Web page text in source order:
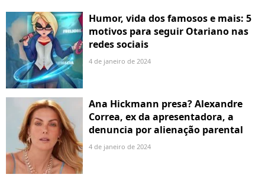
Humor, vida dos famosos e mais: 5
motivos para seguir Otariano nas
redes sociais
4 de janeiro de 2024
Ana Hickmann presa? Alexandre
Correa, ex da apresentadora, a
denuncia por alienação parental
4 de janeiro de 2024